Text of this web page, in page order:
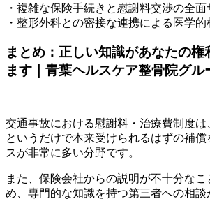
・複雑な保険手続きと慰謝料交渉の全面
・整形外科との密接な連携による医学
まとめ：正しい知識があなたの権
ます｜青葉ヘルスケア整骨院グル
交通事故における慰謝料・治療費制度は
というだけで本来受けられるはずの補
スが非常に多い分野です。
また、保険会社からの説明が不十分な
め、専門的な知識を持つ第三者への相談